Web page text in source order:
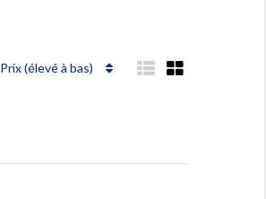
Prix ​​(élevé à bas)